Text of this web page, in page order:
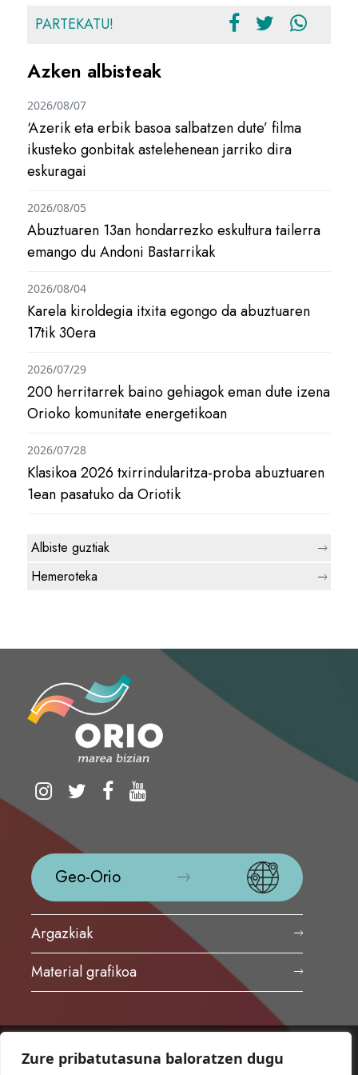
Zure pribatutasuna baloratzen dugu
PARTEKATU!
Azken albisteak
‘Azerik eta erbik basoa salbatzen dute’ filma
ikusteko gonbitak astelehenean jarriko dira
eskuragai
2026/08/07
Abuztuaren 13an hondarrezko eskultura tailerra
emango du Andoni Bastarrikak
2026/08/05
Karela kiroldegia itxita egongo da abuztuaren
17tik 30era
2026/08/04
200 herritarrek baino gehiagok eman dute izena
Orioko komunitate energetikoan
2026/07/29
Klasikoa 2026 txirrindularitza-proba abuztuaren
1ean pasatuko da Oriotik
2026/07/28
Albiste guztiak
Hemeroteka
Geo-Orio
Argazkiak
Material grafikoa
ORIOKO UDALA